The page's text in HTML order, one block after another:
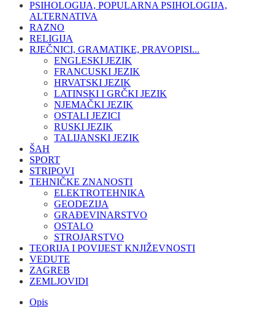
PSIHOLOGIJA, POPULARNA PSIHOLOGIJA,
ALTERNATIVA
RAZNO
RELIGIJA
RJEČNICI, GRAMATIKE, PRAVOPISI...
ENGLESKI JEZIK
FRANCUSKI JEZIK
HRVATSKI JEZIK
LATINSKI I GRČKI JEZIK
NJEMAČKI JEZIK
OSTALI JEZICI
RUSKI JEZIK
TALIJANSKI JEZIK
ŠAH
SPORT
STRIPOVI
TEHNIČKE ZNANOSTI
ELEKTROTEHNIKA
GEODEZIJA
GRAĐEVINARSTVO
OSTALO
STROJARSTVO
TEORIJA I POVIJEST KNJIŽEVNOSTI
VEDUTE
ZAGREB
ZEMLJOVIDI
Opis